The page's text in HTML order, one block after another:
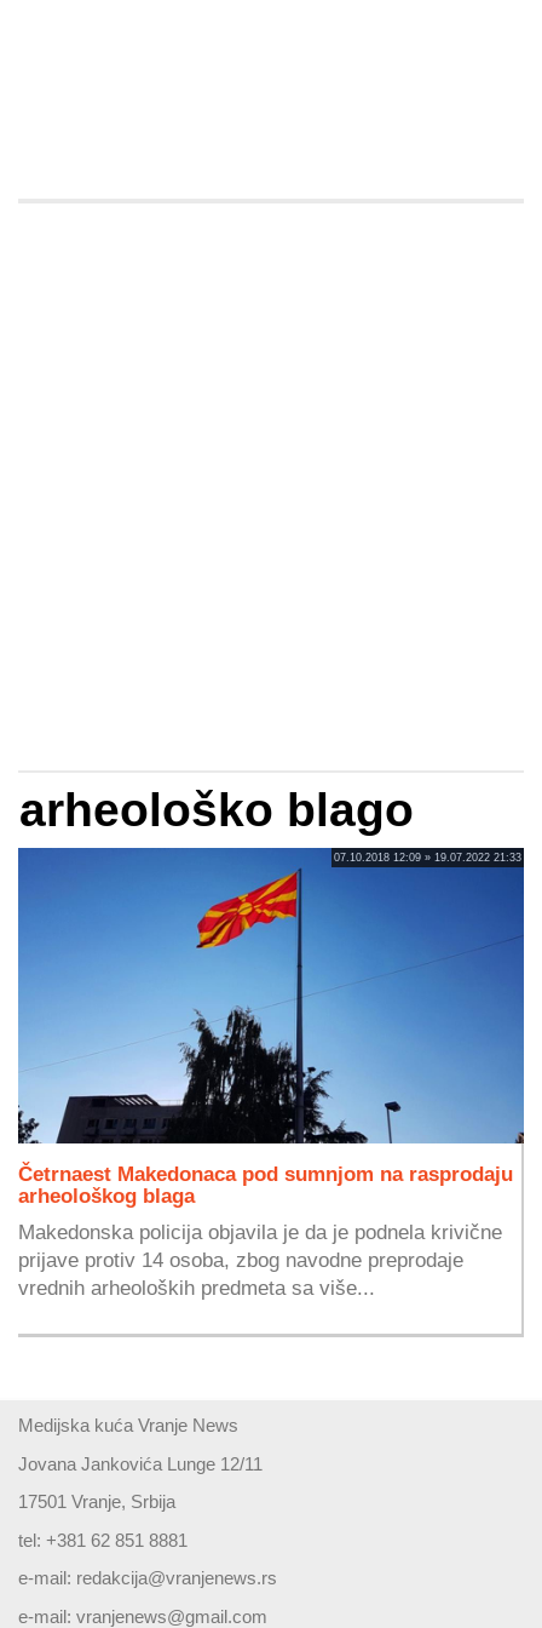
arheološko blago
07.10.2018 12:09 » 19.07.2022 21:33
Četrnaest Makedonaca pod sumnjom na rasprodaju
arheološkog blaga
Makedonska policija objavila je da je podnela krivične
prijave protiv 14 osoba, zbog navodne preprodaje
vrednih arheoloških predmeta sa više...
Medijska kuća Vranje News
Jovana Jankovića Lunge 12/11
17501 Vranje, Srbija
tel: +381 62 851 8881
e-mail: redakcija@vranjenews.rs
e-mail: vranjenews@gmail.com